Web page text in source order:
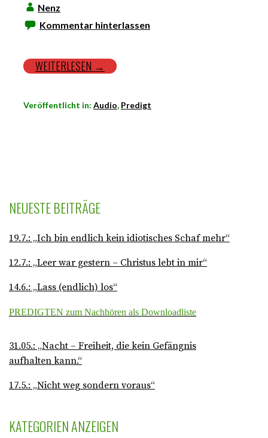
Nenz
Kommentar hinterlassen
WEITERLESEN →
Veröffentlicht in: Audio, Predigt
NEUESTE BEITRÄGE
19.7.: „Ich bin endlich kein idiotisches Schaf mehr“
12.7.: „Leer war gestern – Christus lebt in mir“
14.6.: „Lass (endlich) los“
PREDIGTEN zum Nachhören als Downloadliste
31.05.: „Nacht – Freiheit, die kein Gefängnis
aufhalten kann.“
17.5.: „Nicht weg sondern voraus“
KATEGORIEN ANZEIGEN